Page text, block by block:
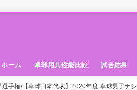
ホーム 卓球用具性能比較 試合結果
選手権 【卓球日本代表】2020年度 卓球男子ナ